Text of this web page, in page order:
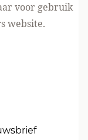
voor gebruik
website.